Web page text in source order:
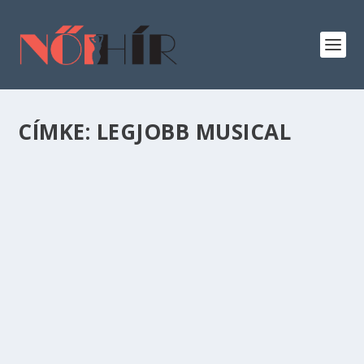
CÍMKE: LEGJOBB MUSICAL